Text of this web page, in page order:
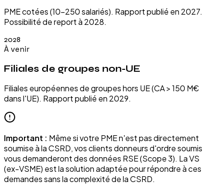
PME cotées (10-250 salariés). Rapport publié en 2027.
Possibilité de report à 2028.
2028
À venir
Filiales de groupes non-UE
Filiales européennes de groupes hors UE (CA > 150 M€
dans l'UE). Rapport publié en 2029.
Important : Même si votre PME n'est pas directement
soumise à la CSRD, vos clients donneurs d'ordre soumis
vous demanderont des données RSE (Scope 3). La VS
(ex-VSME) est la solution adaptée pour répondre à ces
demandes sans la complexité de la CSRD.